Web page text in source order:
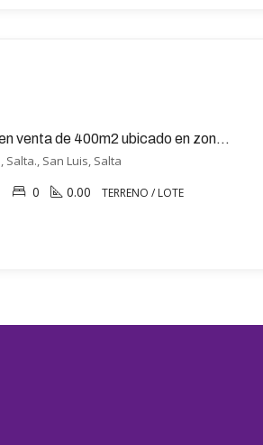
Terreno / Lote en venta de 400m2 ubicado en zona San Luis
Salta., San Luis, Salta
0 0.00 TERRENO / LOTE